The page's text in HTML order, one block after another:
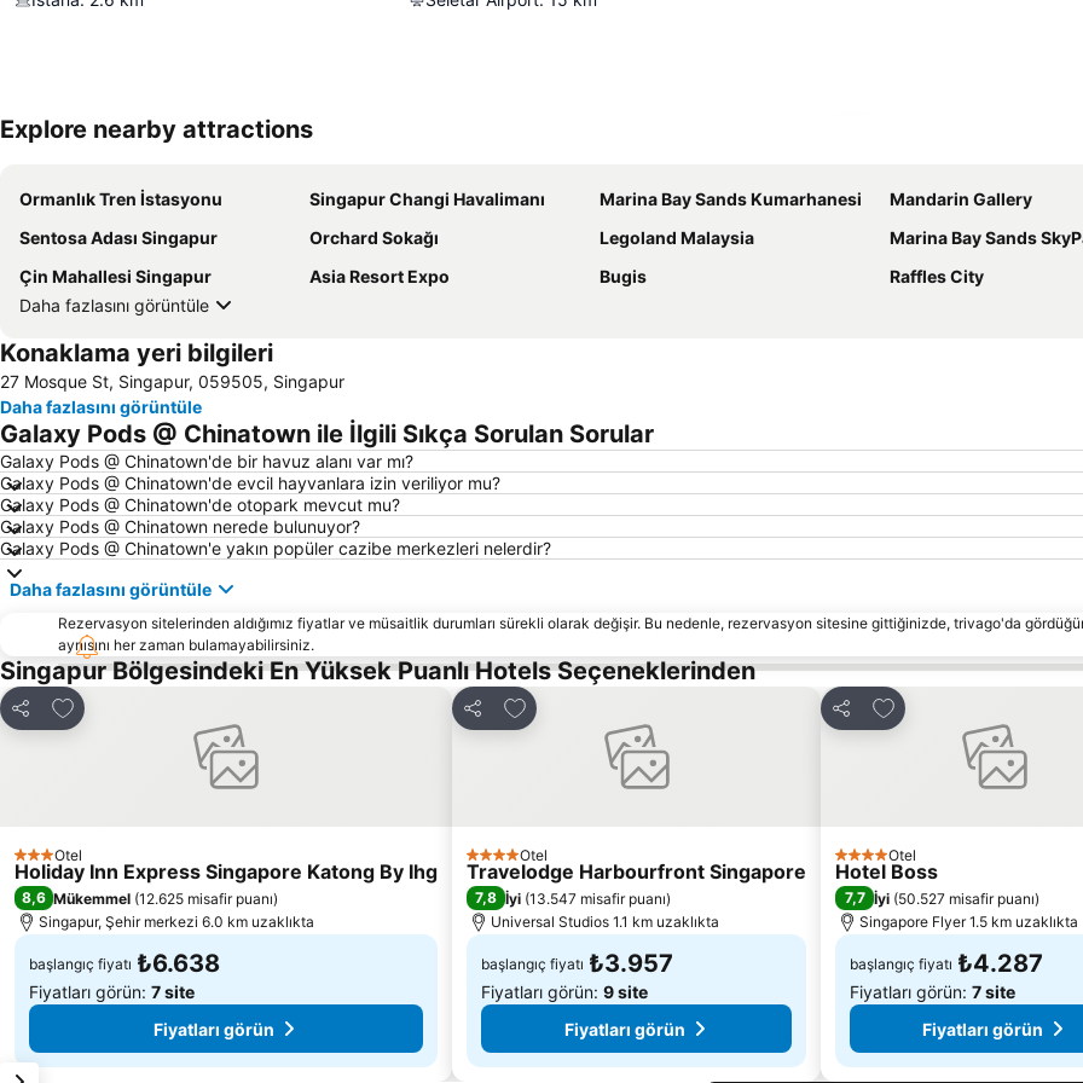
Explore nearby attractions
Ormanlık Tren İstasyonu Singapur Changi Havalimanı Marina Bay Sands Kumarhanesi
Mandarin Gallery
Sentosa Adası Singapur
Orchard Sokağı Legoland Malaysia
Marina Bay Sands
Çin Mahallesi Singapur
Asia Resort Expo Bugis
Raffles City
Daha fazlasını görüntüle
Konaklama yeri bilgileri
27 Mosque St, Singapur, 059505, Singapur
Daha fazlasını görüntüle
Galaxy Pods @ Chinatown ile İlgili Sıkça Sorulan Sorular
Galaxy Pods @ Chinatown'de bir havuz alanı var mı?
Galaxy Pods @ Chinatown'de evcil hayvanlara izin veriliyor mu?
Galaxy Pods @ Chinatown'de otopark mevcut mu?
Galaxy Pods @ Chinatown nerede bulunuyor?
Galaxy Pods @ Chinatown'e yakın popüler cazibe merkezleri nelerdir?
Daha fazlasını görüntüle
Rezervasyon sitelerinden aldığımız fiyatlar ve müsaitlik durumları sürekli olarak değişir. Bu nedenle, rezervasyon sitesine gittiğinizde, trivago'da
aynısını her zaman bulamayabilirsiniz.
Singapur Bölgesindeki En Yüksek Puanlı Hotels Seçeneklerinden
Paylaş
Favorilerime ekle
3 Yıldız
Otel
Holiday Inn Express Singapore Katong By Ihg
8,6 Mükemmel (12.625 misafir puanı)
Singapur, Şehir merkezi 6.0 km uzaklıkta
başlangıç fiyatı ₺6.638
Fiyatları görün: 7 site
Fiyatları görün
Paylaş
Favorilerime ekle
4 YıldızOtel
Travelodge Harbourfront Singapore
7,8 İyi (13.547 misafir puanı)
Universal Studios 1.1 km uzaklıkta
başlangıç fiyatı ₺3.957
Fiyatları görün: 9 site
Fiyatları görün
Paylaş
Favorilerime ekle
4 YıldızOtel
Hotel Boss
7,7 İyi (50.527 misafir puanı)
Singapore Flyer 1.5 km uzaklıkta
başlangıç fiyatı ₺4.287
Fiyatları görün: 7 site
Fiyatları görün